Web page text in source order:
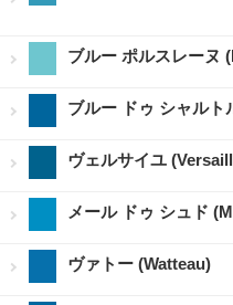
ブルー ポルスレーヌ
ブルー ドゥ シャル
ヴェルサイユ
メール ドゥ シュド
ヴァトー (Watteau)